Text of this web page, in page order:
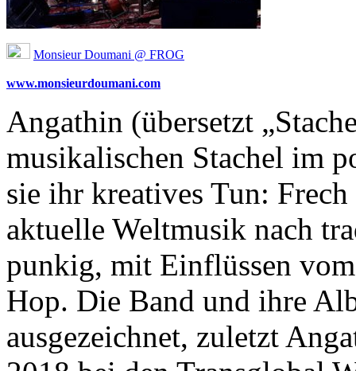
Monsieur Doumani @ FROG
www.monsieurdoumani.com
Angathin (übersetzt
musikalischen Stachel im
sie ihr kreatives Tun: Frech
aktuelle Weltmusik nach
punkig, mit Einflüssen
Hop. Die Band und ihre
ausgezeichnet, zuletzt